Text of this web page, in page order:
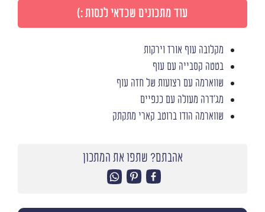
עוד מתכונים שכדאי לנסות :)
מקלובה עוף אורז וירקות
בטטה קסבייה עם עוף
שווארמה עם רצועות של חזה עוף
מג'דרה מעולה עם כנפיים
שווארמה הודו ברוטב קארי מתקתק
אהבתם? שתפו את המתכון